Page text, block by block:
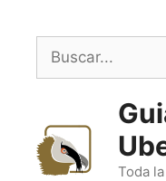
contenido
Buscar:
Toda